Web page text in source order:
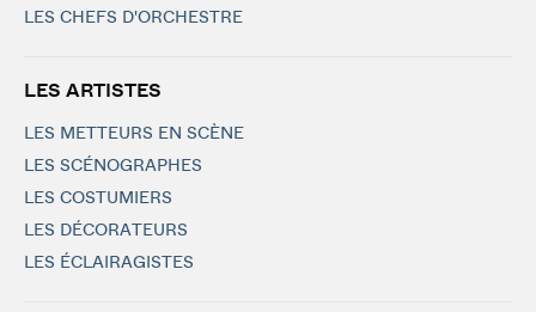
LES CHEFS D'ORCHESTRE
LES ARTISTES
LES METTEURS EN SCÈNE
LES SCÉNOGRAPHES
LES COSTUMIERS
LES DÉCORATEURS
LES ÉCLAIRAGISTES